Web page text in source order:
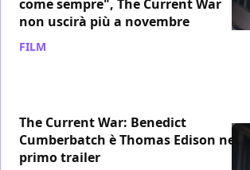
come sempre", The Current War
non uscirà più a novembre
FILM
The Current War: Benedict
Cumberbatch è Thomas Edison nel
primo trailer